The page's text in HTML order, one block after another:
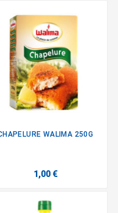
WALIMA 250G
1,00 €